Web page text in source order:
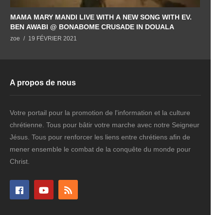
MAMA MARY MANDI LIVE WITH A NEW SONG WITH EV.
BEN AWABI @ BONABOME CRUSADE IN DOUALA
zoe 19 FÉVRIER 2021
A propos de nous
Votre portail pour la promotion de l'information et la culture
chrétienne. Tous pour bâtir votre marche avec notre Seigneur
Jésus. Tous pour renforcer les liens entre chrétiens afin de
mener ensemble le combat de la conquête du monde pour
Christ.